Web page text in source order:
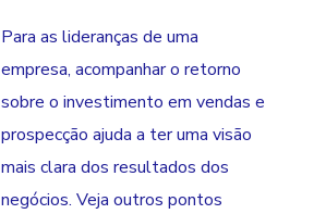
Para as lideranças de uma
empresa, acompanhar o retorno
sobre o investimento em vendas e
prospecção ajuda a ter uma visão
mais clara dos resultados dos
negócios. Veja outros pontos